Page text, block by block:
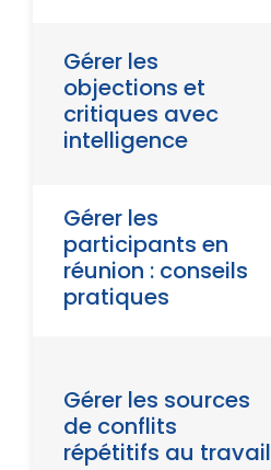
Gérer les
objections et
critiques avec
intelligence
Gérer les
participants en
réunion : conseils
pratiques
Gérer les sources
de conflits
répétitifs au travail